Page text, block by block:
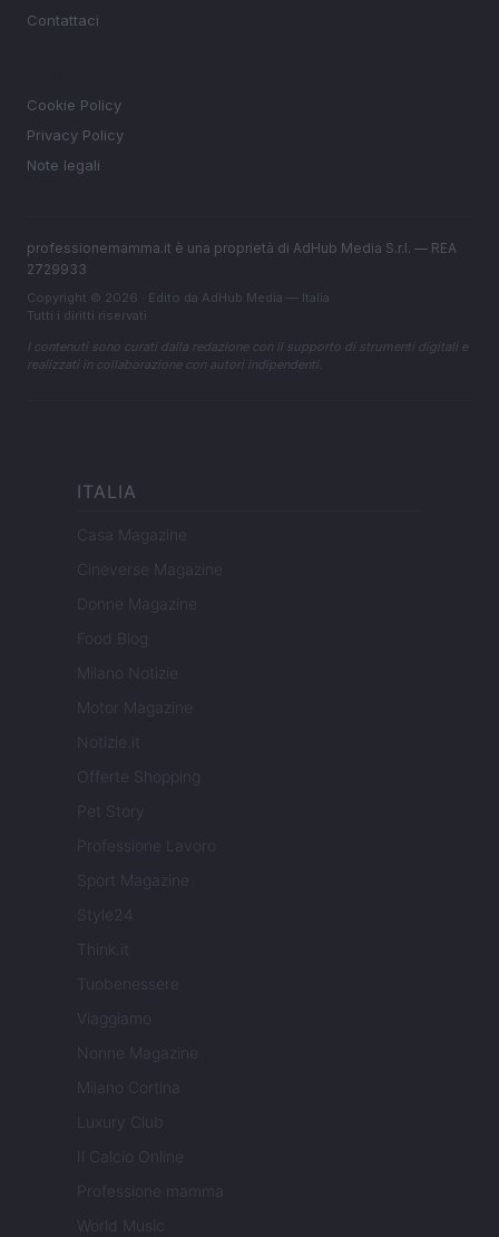
Contattaci
Cookie Policy
Privacy Policy
Note legali
professionemamma.it è una proprietà di AdHub Media S.r.l. — REA
2729933
Copyright © 2026 · Edito da AdHub Media — Italia
Tutti i diritti riservati
I contenuti sono curati dalla redazione con il supporto di strumenti digitali e
realizzati in collaborazione con autori indipendenti.
ITALIA
Casa Magazine
Cineverse Magazine
Donne Magazine
Food Blog
Milano Notizie
Motor Magazine
Notizie.it
Offerte Shopping
Pet Story
Professione Lavoro
Sport Magazine
Style24
Think.it
Tuobenessere
Viaggiamo
Nonne Magazine
Milano Cortina
Luxury Club
Il Calcio Online
Professione mamma
World Music